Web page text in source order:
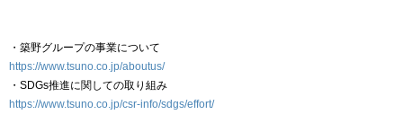
・築野グループの事業について
https://www.tsuno.co.jp/aboutus/
・SDGs推進に関しての取り組み
https://www.tsuno.co.jp/csr-info/sdgs/effort/